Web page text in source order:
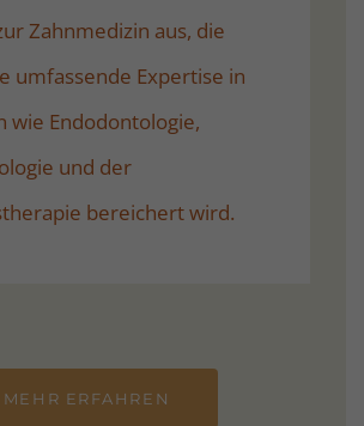
Zahnmedizin aus, die
umfassende Expertise in
wie Endodontologie,
und der
bereichert wird.
MEHR ERFAHREN